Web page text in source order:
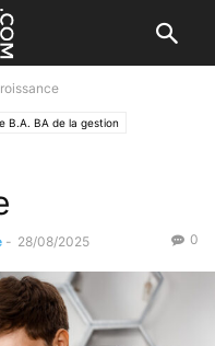
B.A. BA de la gestion
- 28/08/2025 0